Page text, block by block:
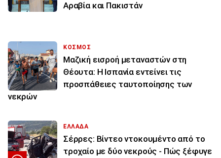
Αραβία και Πακιστάν
ΚΟΣΜΟΣ
Μαζική εισροή μεταναστών στη
Θέουτα: Η Ισπανία εντείνει τις
προσπάθειες ταυτοποίησης των
νεκρών
ΕΛΛΑΔΑ
Σέρρες: Βίντεο ντοκουμέντο από το
τροχαίο με δύο νεκρούς - Πώς ξέφυγε